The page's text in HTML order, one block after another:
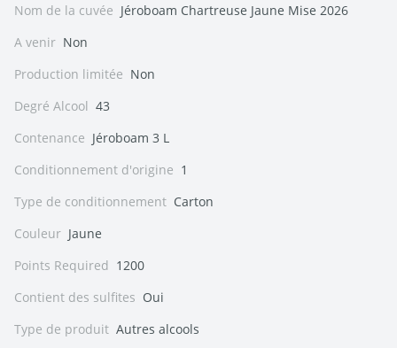
Nom de la cuvée Jéroboam Chartreuse Jaune Mise 2026
A venir Non
Production limitée Non
Degré Alcool 43
Contenance Jéroboam 3 L
Conditionnement d'origine 1
Type de conditionnement Carton
Couleur Jaune
Points Required 1200
Contient des sulfites Oui
Type de produit Autres alcools